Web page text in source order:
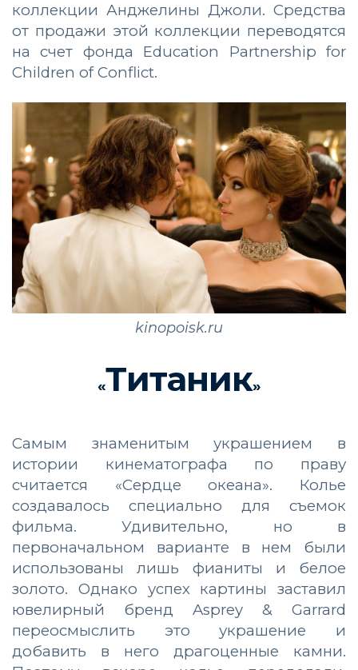
коллекции Анджелины Джоли. Средства
от продажи этой коллекции переводятся
на счет фонда Education Partnership for
Children of Conflict.
kinopoisk.ru
«Титаник»
Самым знаменитым украшением в
истории кинематографа по праву
считается «Сердце океана». Колье
создавалось специально для съемок
фильма. Удивительно, но в
первоначальном варианте в нем были
использованы лишь фианиты и белое
золото. Однако успех картины заставил
ювелирный бренд Asprey & Garrard
переосмыслить это украшение и
добавить в него драгоценные камни.